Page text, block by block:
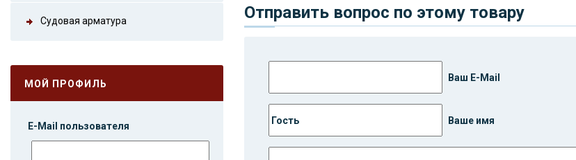
Судовая арматура
МОЙ ПРОФИЛЬ
E-Mail пользователя
Отправить вопрос по этому товару
Ваш E-Mail
Ваше имя